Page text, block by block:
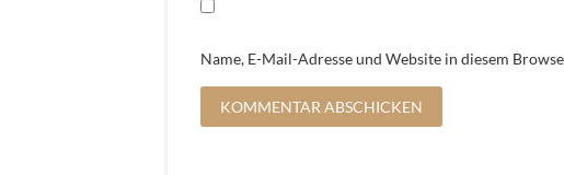
Name, E-Mail-Adresse und Website in diesem